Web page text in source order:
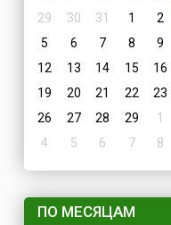
29
30 31 1 2
5
6 7 8 9
12
13 14 15 16
19
20 21 22 23
26
27 28 29 1
4
5 6 7 8
ПО МЕСЯЦАМ